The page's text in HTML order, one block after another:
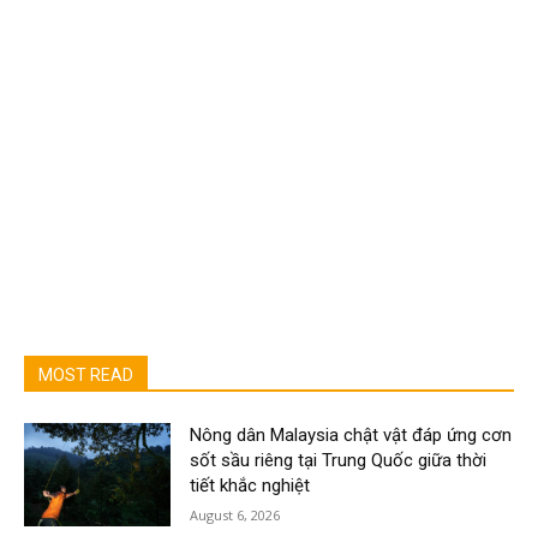
MOST READ
Nông dân Malaysia chật vật đáp ứng cơn
sốt sầu riêng tại Trung Quốc giữa thời
tiết khắc nghiệt
August 6, 2026